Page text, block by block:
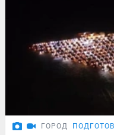
ГОРОД